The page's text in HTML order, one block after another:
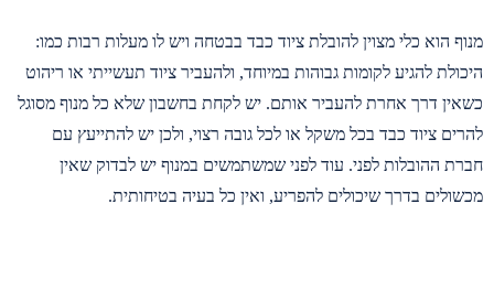
מנוף הוא כלי מצוין להובלת ציוד כבד בבטחה ויש לו מעלות רבות כמו:
היכולת להגיע לקומות גבוהות במיוחד, ולהעביר ציוד תעשייתי או ריהוט
כשאין דרך אחרת להעביר אותם. יש לקחת בחשבון שלא כל מנוף מסוגל
להרים ציוד כבד בכל משקל או לכל גובה רצוי, ולכן יש להתייעץ עם
חברת ההובלות לפני. עוד לפני שמשתמשים במנוף יש לבדוק שאין
מכשולים בדרך שיכולים להפריע, ואין כל בעיה בטיחותית.